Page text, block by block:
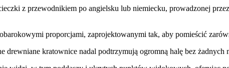
z przewodnikiem po angielsku lub niemiecku, prowadzonej
proporcjami, zaprojektowanymi tak, aby pomieścić
drewniane kratownice nadal podtrzymują ogromną halę bez żadnych